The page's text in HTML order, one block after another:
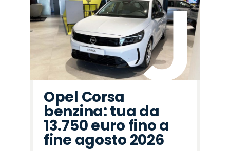
Opel Corsa
benzina: tua da
13.750 euro fino a
fine agosto 2026